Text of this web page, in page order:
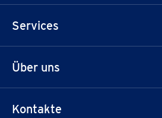
Krampfadern
Besenreiser
Innovation & Qualität
Services
Fachhandel
Sicherheitsinformationen
Über uns
Qualität
Kontakte